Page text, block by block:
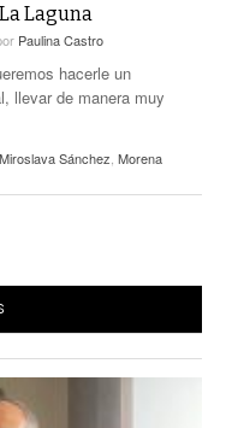
Laguna
Paulina Castro
hacerle un
llevar de manera muy
Miroslava Sánchez Morena